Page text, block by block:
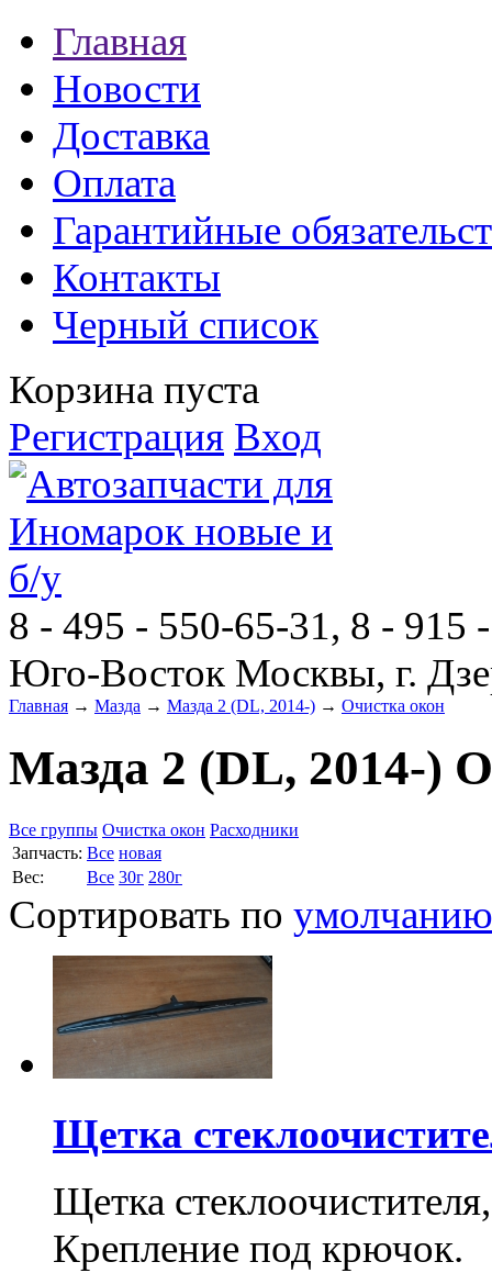
Главная
Новости
Доставка
Оплата
Гарантийные
Контакты
Черный список
Корзина пуста
Регистрация Вход
8 - 495 - 550-65-31, 8 - 915
Юго-Восток Москвы, г.
Главная → Мазда → Мазда 2 (DL, 2014-) → Очистка окон
Мазда 2 (DL, 2014-)
Все группы Очистка окон Расходники
Запчасть: Все новая
Вес:
Все 30г 280г
Сортировать по умолчанию
Щетка
Щетка
Крепление под крючок.